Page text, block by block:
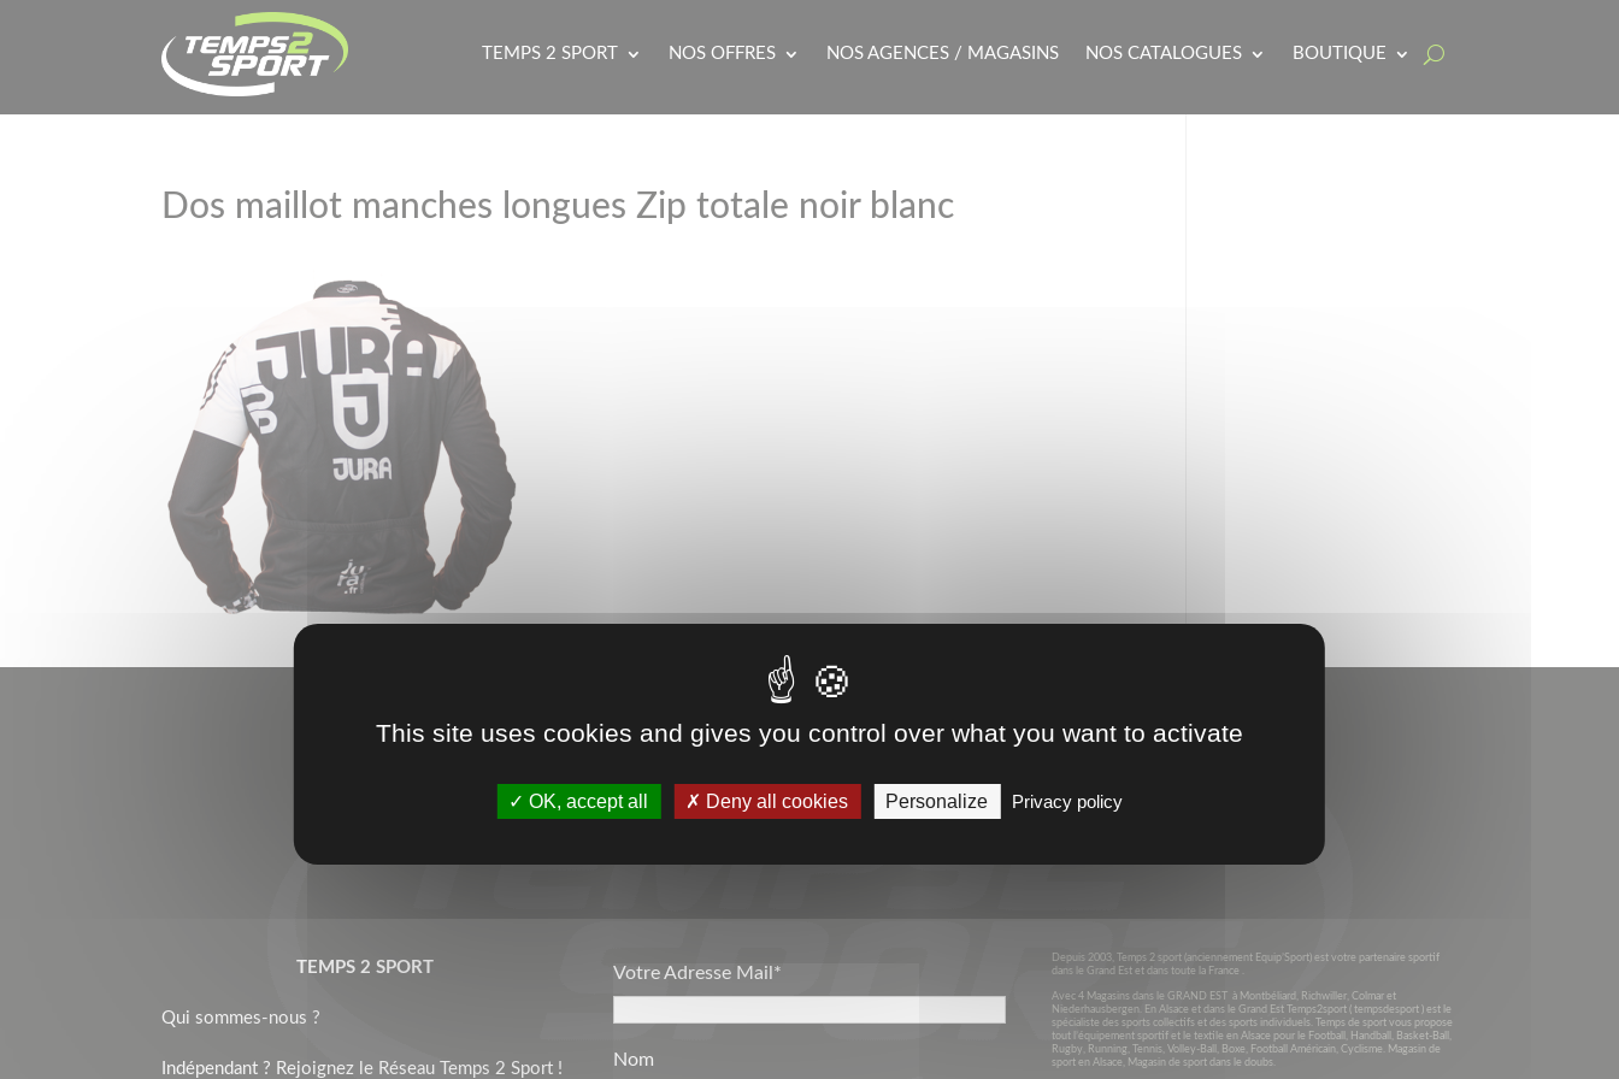
TEMPS 2 SPORT NOS OFFRES NOS AGENCES / MAGASINS NOS CATALOGUES BOUTIQUE
Dos maillot manches longues Zip totale noir blanc
VOTRE PARTENAIRE
TEMPS 2 SPORT
Qui sommes-nous ?
Indépendant ? Rejoignez le Réseau Temps 2 Sport !
Votre Adresse Mail*
Nom
Depuis 2003, Temps 2 sport (anciennement Equip’Sport) est votre partenaire sportif
dans le Grand Est et dans toute la France .
Avec 4 Magasins dans le GRAND EST à Montbéliard, Richwiller, Colmar et
Niederhausbergen. En Alsace et dans le Grand Est Temps2sport ( tempsdesport ) est le
spécialiste des sports collectifs et des sports individuels. Temps de sport vous propose
tout l’équipement sportif et le textile en Alsace pour le Football, Handball, Basket-Ball,
Rugby, Running, Tennis, Volley-Ball, Boxe, Football Américain, Cyclisme. Magasin de
sport en Alsace, Magasin de sport dans le doubs.
This site uses cookies and gives you control over what you want to activate
OK, accept all Deny all cookies Personalize Privacy policy